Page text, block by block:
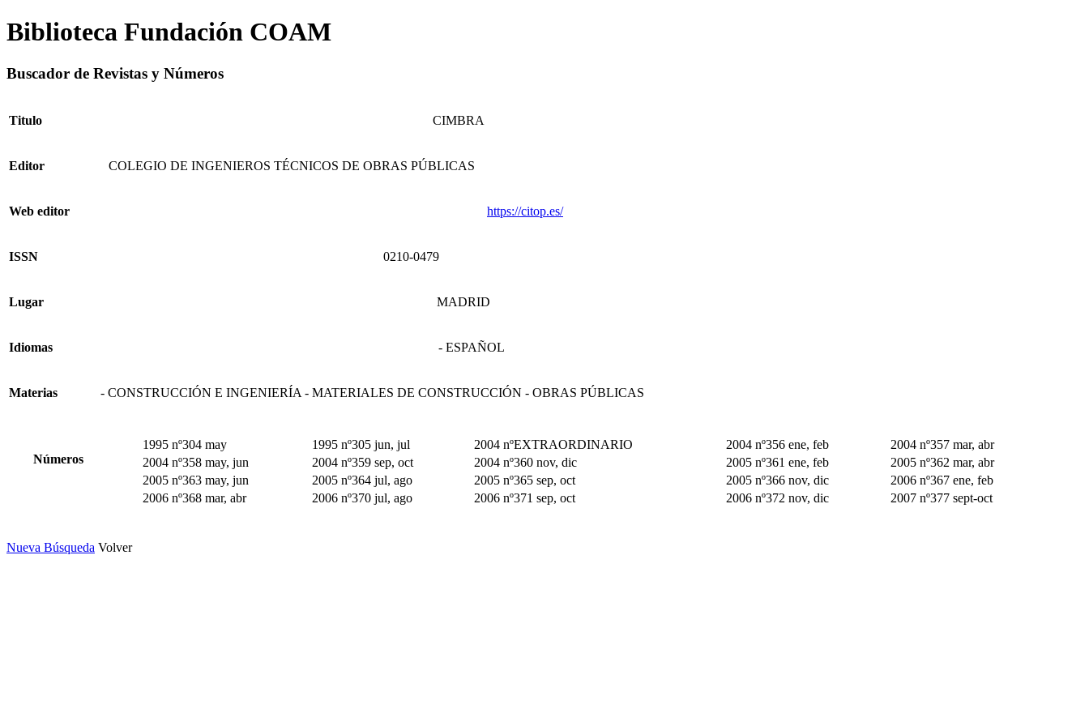
Biblioteca Fundación COAM
Buscador de Revistas y Números
Titulo CIMBRA
Editor COLEGIO DE INGENIEROS TÉCNICOS DE OBRAS PÚBLICAS
Web editor https://citop.es/
ISSN 0210-0479
Lugar MADRID
Idiomas - ESPAÑOL
Materias - CONSTRUCCIÓN E INGENIERÍA - MATERIALES DE CONSTRUCCIÓN - OBRAS PÚBLICAS
Números
1995 nº304 may 1995 nº305 jun, jul 2004 nºEXTRAORDINARIO 2004 nº356 ene, feb
2004 nº357 mar, abr
2004 nº358 may, jun
2004 nº359 sep, oct 2004 nº360 nov, dic 2005 nº361 ene, feb
2005 nº362 mar, abr
2005 nº363 may, jun
2005 nº364 jul, ago 2005 nº365 sep, oct 2005 nº366 nov, dic
2006 nº367 ene, feb
2006 nº368 mar, abr
2006 nº370 jul, ago 2006 nº371 sep, oct 2006 nº372 nov, dic 2007 nº377 sept-oct
Nueva Búsqueda Volver